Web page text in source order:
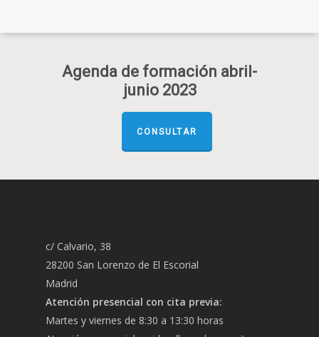
Agenda de formación abril-
junio 2023
CONSULTAR
c/ Calvario, 38
28200 San Lorenzo de El Escorial
Madrid
Atención presencial con cita previa:
Martes y viernes de 8:30 a 13:30 horas